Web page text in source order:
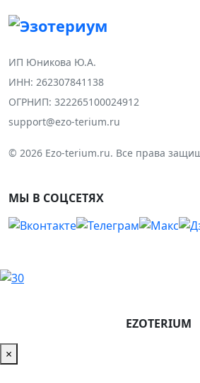
ИП Юникова Ю.А.
ИНН: 262307841138
ОГРНИП: 322265100024912
support@ezo-terium.ru
© 2026 Ezo-terium.ru. Все права
МЫ В СОЦСЕТЯХ
EZOTERIUM
×